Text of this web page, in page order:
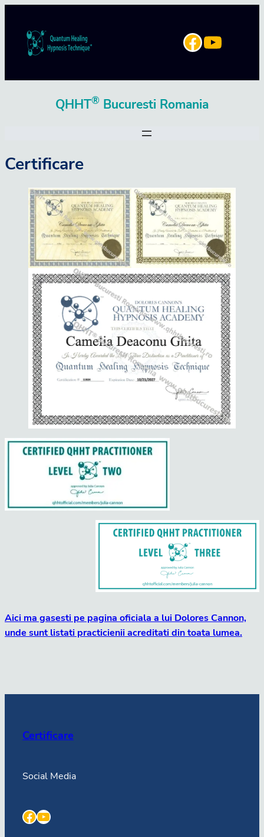
conținut
Facebook YouTube
QHHT® Bucuresti Romania
Certificare
Aici ma gasesti pe pagina oficiala a lui Dolores Cannon,
unde sunt listati practicienii acreditati din toata lumea.
Certificare
Social Media
Facebook YouTube